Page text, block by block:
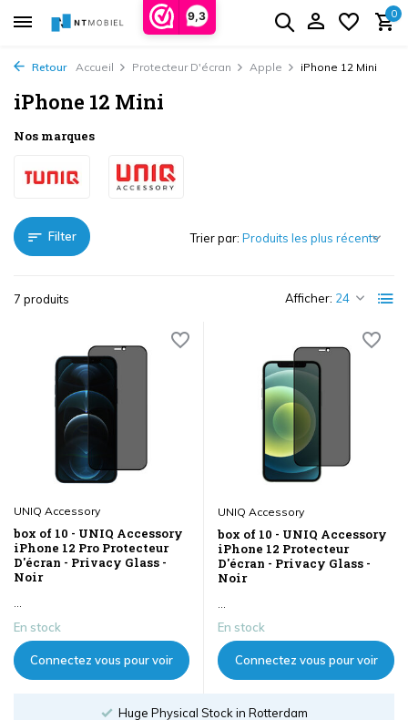
9,3 0
Retour Accueil Protecteur D'écran Apple iPhone 12 Mini
iPhone 12 Mini
Nos marques
Filter
7 produits Afficher:
Trier par:
UNIQ Accessory
box of 10 - UNIQ Accessory
iPhone 12 Pro Protecteur
D'écran - Privacy Glass -
Noir
En stock
Connectez vous pour voir
UNIQ Accessory
box of 10 - UNIQ Accessory
iPhone 12 Protecteur
D'écran - Privacy Glass -
Noir
En stock
Connectez vous pour voir
Huge Physical Stock in Rotterdam